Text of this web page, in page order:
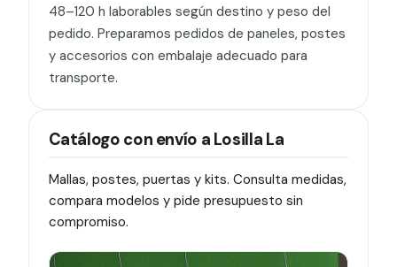
48–120 h laborables según destino y peso del
pedido. Preparamos pedidos de paneles, postes
y accesorios con embalaje adecuado para
transporte.
Catálogo con envío a Losilla La
Mallas, postes, puertas y kits. Consulta medidas,
compara modelos y pide presupuesto sin
compromiso.